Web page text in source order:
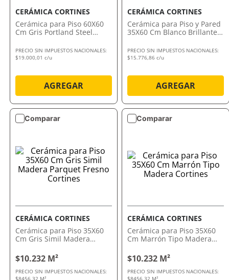
CERÁMICA CORTINES
Cerámica para Piso 60X60
Cm Gris Portland Steel
PRECIO SIN IMPUESTOS NACIONALES:
$19.000,01 c/u
AGREGAR
CERÁMICA CORTINES
Cerámica para Piso y Pared
35X60 Cm Blanco Brillante
Cortines
PRECIO SIN IMPUESTOS NACIONALES:
$15.776,86 c/u
AGREGAR
Comparar
CERÁMICA CORTINES
Cerámica para Piso 35X60
Cm Gris Simil Madera
$10.232 M²
PRECIO SIN IMPUESTOS NACIONALES:
$8456,32 M²
Comparar
CERÁMICA CORTINES
Cerámica para Piso 35X60
Cm Marrón Tipo Madera
$10.232 M²
PRECIO SIN IMPUESTOS NACIONALES:
$8456,32 M²